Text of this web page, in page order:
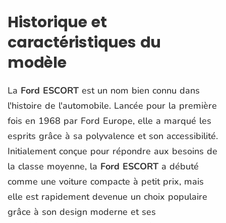
Historique et
caractéristiques du
modèle
La Ford ESCORTest un nom bien connu dans
l'histoire de l'automobile. Lancée pour la première
fois en 1968 par Ford Europe, elle a marqué les
esprits grâce à sa polyvalence et son accessibilité.
Initialement conçue pour répondre aux besoins de
la classe moyenne, la Ford ESCORTa débuté
comme une voiture compacte à petit prix, mais
elle est rapidement devenue un choix populaire
grâce à son design moderne et ses